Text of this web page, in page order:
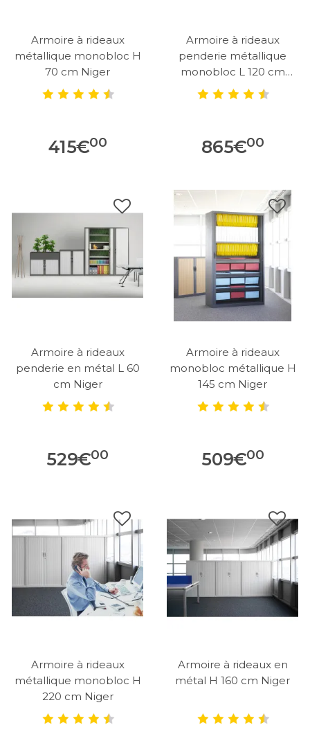
Armoire à rideaux
métallique monobloc H
70 cm Niger
415€00
Armoire à rideaux
penderie métallique
monobloc L 120 cm
Niger
865€00
Armoire à rideaux
penderie en métal L 60
cm Niger
529€00
Armoire à rideaux
monobloc métallique H
145 cm Niger
509€00
Armoire à rideaux
métallique monobloc H
220 cm Niger
Armoire à rideaux en
métal H 160 cm Niger